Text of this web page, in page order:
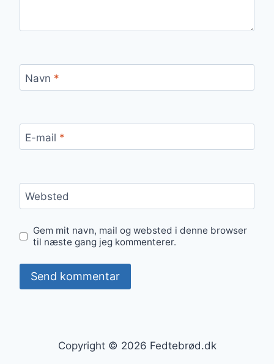
Navn *
E-mail *
Websted
Gem mit navn, mail og websted i denne browser
til næste gang jeg kommenterer.
Copyright © 2026 Fedtebrød.dk